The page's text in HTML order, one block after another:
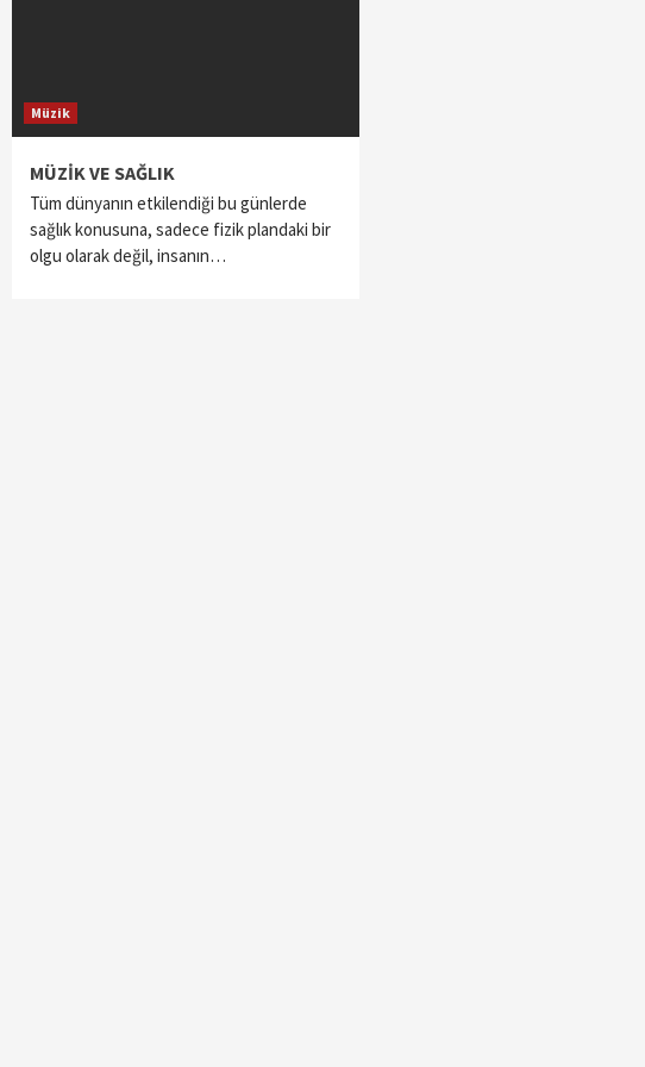
Müzik
MÜZİK VE SAĞLIK
Tüm dünyanın etkilendiği bu günlerde
sağlık konusuna, sadece fizik plandaki bir
olgu olarak değil, insanın…